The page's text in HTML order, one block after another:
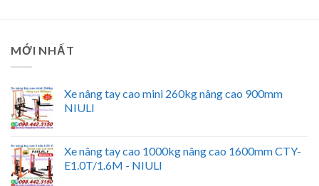
MỚI NHẤT
Xe nâng tay cao mini 260kg nâng cao 900mm
NIULI
Xe nâng tay cao 1000kg nâng cao 1600mm CTY-
E1.0T/1.6M - NIULI